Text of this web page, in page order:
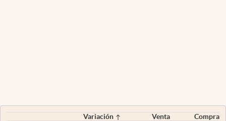
Variación Venta
Compra